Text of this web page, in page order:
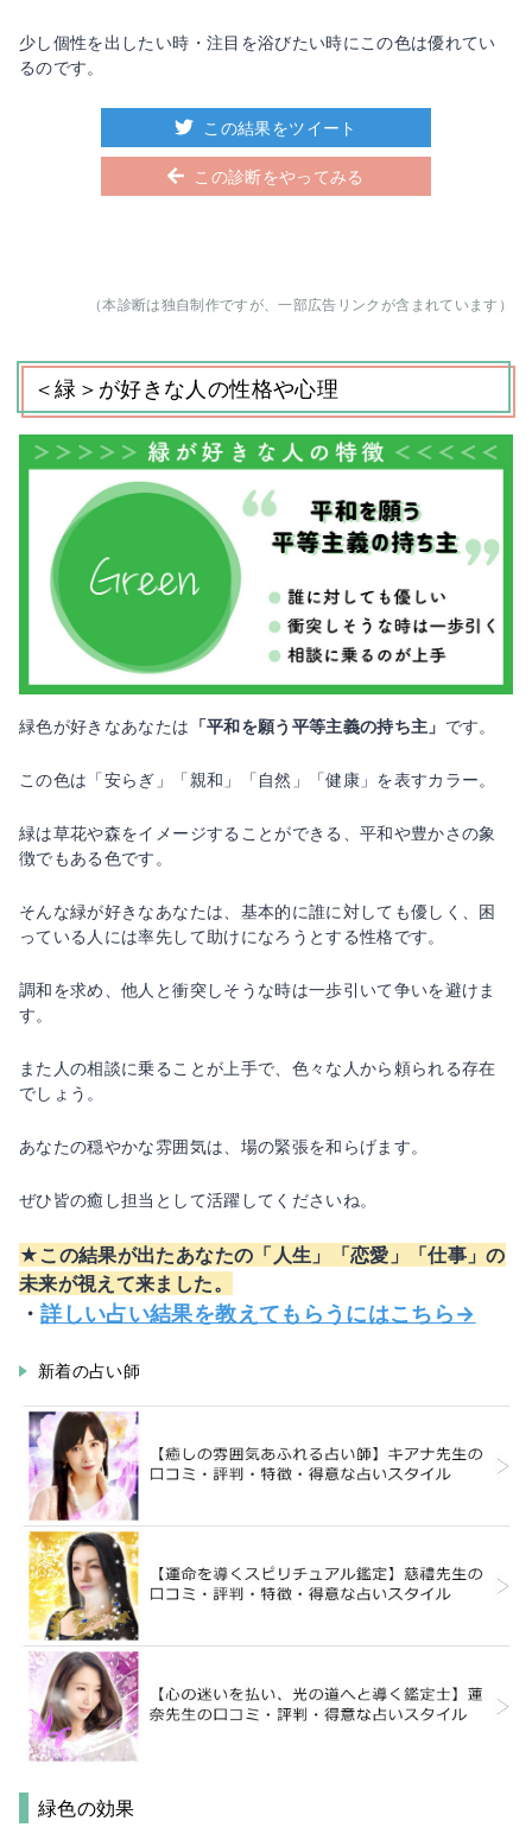
少し個性を出したい時・注目を浴びたい時にこの色は優れてい
るのです。
この結果をツイート
この診断をやってみる
（本診断は独自制作ですが、一部広告リンクが含まれています）
＜緑＞が好きな人の性格や心理
緑色が好きなあなたは 「平和を願う平等主義の持ち主」 です。
この色は「安らぎ」「親和」「自然」「健康」を表すカラー。
緑は草花や森をイメージすることができる、平和や豊かさの象
徴でもある色です。
そんな緑が好きなあなたは、基本的に誰に対しても優しく、困
っている人には率先して助けになろうとする性格です。
調和を求め、他人と衝突しそうな時は一歩引いて争いを避けま
す。
また人の相談に乗ることが上手で、色々な人から頼られる存在
でしょう。
あなたの穏やかな雰囲気は、場の緊張を和らげます。
ぜひ皆の癒し担当として活躍してくださいね。
★この結果が出たあなたの「人生」「恋愛」「仕事」の
未来が視えて来ました。
・詳しい占い結果を教えてもらうにはこちら→
新着の占い師
緑色の効果